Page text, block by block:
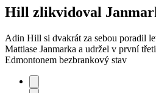
Hill zlikvidoval
Adin Hill si dvakrát za sebou poradil
Mattiase Janmarka a udržel v první
Edmontonem bezbrankový stav